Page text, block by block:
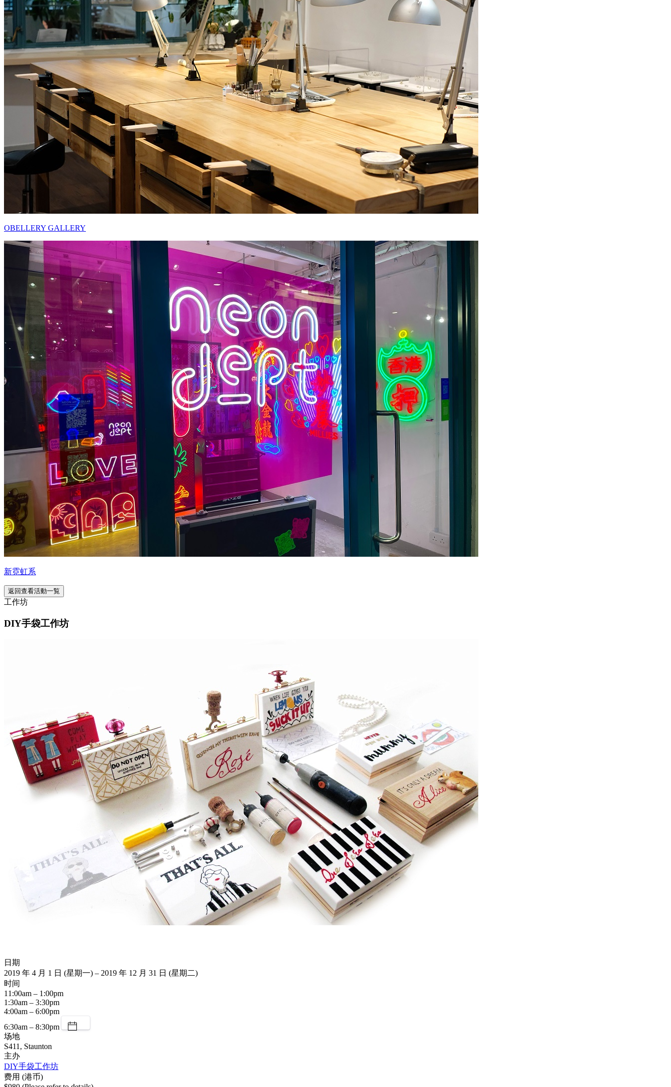
OBELLERY GALLERY
新霓虹系
返回查看活動一覧
工作坊
DIY手袋工作坊
日期
2019 年 4 月 1 日 (星期一) – 2019 年 12 月 31 日 (星期二)
时间
11:00am – 1:00pm
1:30am – 3:30pm
4:00am – 6:00pm
6:30am – 8:30pm
场地
S411, Staunton
主办
DIY手袋工作坊
费用 (港币)